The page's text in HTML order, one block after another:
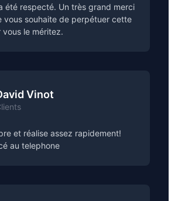
été respecté. Un très grand merci
vous souhaite de perpétuer cette
le méritez.
Vinot
et réalise assez rapidement!
au telephone